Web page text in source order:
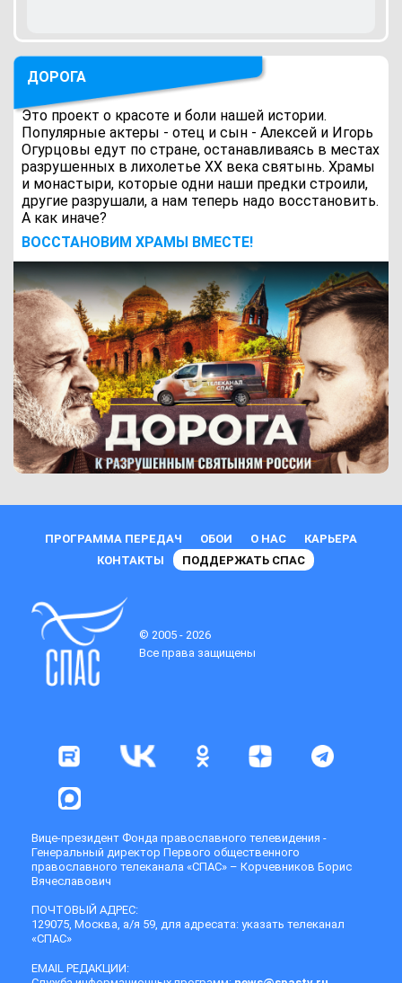
ДОРОГА
Это проект о красоте и боли нашей истории.
Популярные актеры - отец и сын - Алексей и Игорь
Огурцовы едут по стране, останавливаясь в местах
разрушенных в лихолетье ХХ века святынь. Храмы
и монастыри, которые одни наши предки строили,
другие разрушали, а нам теперь надо восстановить.
А как иначе?
ВОCСТАНОВИМ ХРАМЫ ВМЕСТЕ!
ПРОГРАММА ПЕРЕДАЧ ОБОИ О НАС
КАРЬЕРА
КОНТАКТЫ
ПОДДЕРЖАТЬ СПАС
© 2005 - 2026
Все права защищены
Вице-президент Фонда православного телевидения -
Генеральный директор Первого общественного
православного телеканала «СПАС» – Корчевников Борис
Вячеславович
ПОЧТОВЫЙ АДРЕС:
129075, Москва, а/я 59, для адресата: указать телеканал
«СПАС»
EMAIL РЕДАКЦИИ: